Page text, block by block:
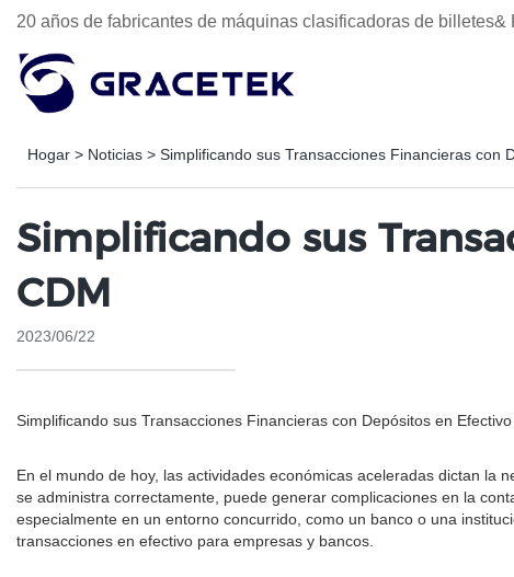
20 años de fabricantes de máquinas clasificadoras de
Hogar > Noticias > Simplificando sus Transacciones Financieras con
Simplificando sus
CDM
2023/06/22
Simplificando sus Transacciones Financieras con Depósitos en Efectivo
En el mundo de hoy, las actividades económicas aceleradas dictan la
se administra correctamente, puede generar complicaciones en la
especialmente en un entorno concurrido, como un banco o una
transacciones en efectivo para empresas y bancos.